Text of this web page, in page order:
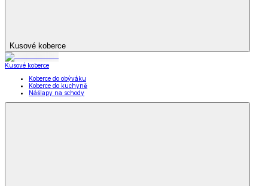
Kusové koberce
Kusové koberce
Koberce do obýváku
Koberce do kuchyně
Nášlapy na schody